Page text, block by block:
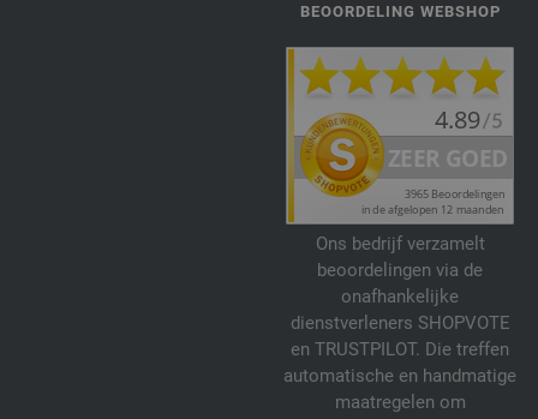
BEOORDELING WEBSHOP
Ons bedrijf verzamelt
beoordelingen via de
onafhankelijke
dienstverleners SHOPVOTE
en TRUSTPILOT. Die treffen
automatische en handmatige
maatregelen om